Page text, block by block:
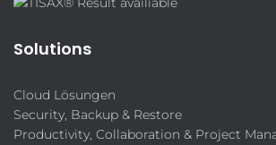
Solutions
Cloud Lösungen
Security, Backup & Restore
Productivity, Collaboration & Project